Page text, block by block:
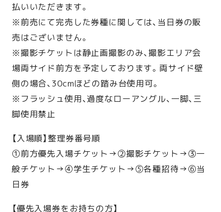
払いいただきます。
※前売にて完売した券種に関しては、当日券の販
売はございません。
※撮影チケットは静止画撮影のみ、撮影エリア会
場両サイド前方を予定しております。両サイド壁
側の場合、30cmほどの踏み台使用可。
※フラッシュ使用、過度なローアングル、一脚、三
脚使用禁止
【入場順】整理券番号順
①前方優先入場チケット→②撮影チケット→③一
般チケット→④学生チケット→⑤各種招待→⑥当
日券
【優先入場券をお持ちの方】